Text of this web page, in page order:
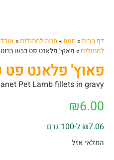
דף הבית»חנות»חנות לחתולים »
לחתולים » פאוץ' פלאנט פט כבש
פאוץ' פלאנט פט
Pet Lamb fillets in gravy
₪6.00
₪7.06 ל-100 גרם
המלאי אזל